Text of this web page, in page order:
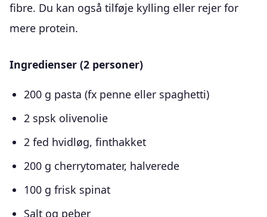
fibre. Du kan også tilføje kylling eller rejer for
mere protein.
Ingredienser (2 personer)
200 g pasta (fx penne eller spaghetti)
2 spsk olivenolie
2 fed hvidløg, finthakket
200 g cherrytomater, halverede
100 g frisk spinat
Salt og peber